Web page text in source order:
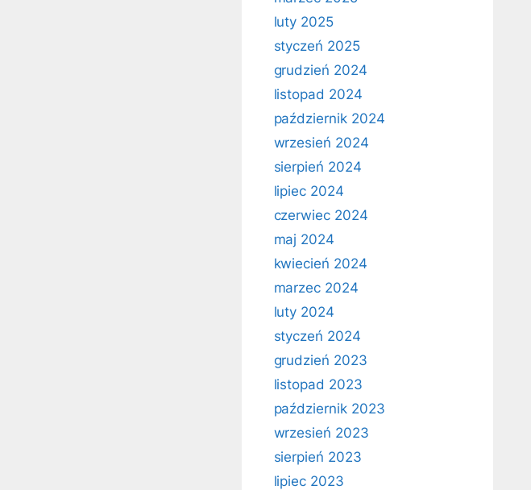
luty 2025
styczeń 2025
grudzień 2024
listopad 2024
październik 2024
wrzesień 2024
sierpień 2024
lipiec 2024
czerwiec 2024
maj 2024
kwiecień 2024
marzec 2024
luty 2024
styczeń 2024
grudzień 2023
listopad 2023
październik 2023
wrzesień 2023
sierpień 2023
lipiec 2023